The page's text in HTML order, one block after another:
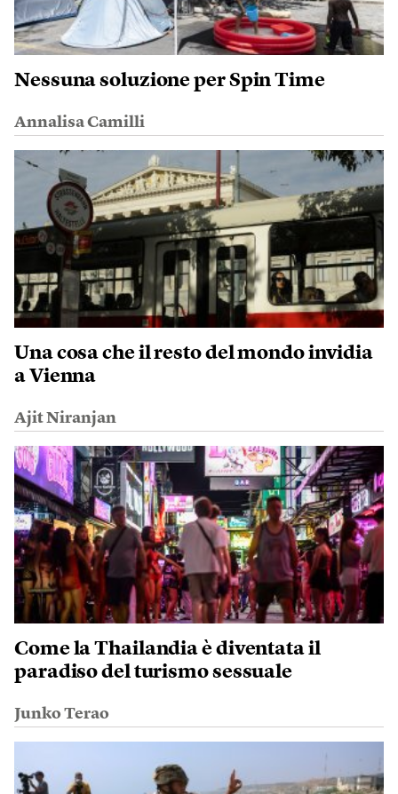
Nessuna soluzione per Spin Time
Annalisa Camilli
Una cosa che il resto del mondo invidia
a Vienna
Ajit Niranjan
Come la Thailandia è diventata il
paradiso del turismo sessuale
Junko Terao